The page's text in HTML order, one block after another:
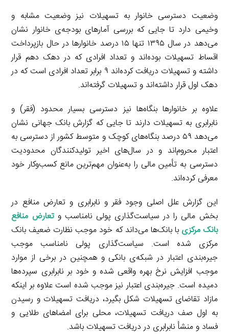
وضعیت دسترسی خانوار به تسهیلات نیز وضعیت مشابه و
وخیمی دارد تا جایی که بررسی آمارهای بودجه‌ی خانوار نشان
می‌دهد در سال ۱۳۹۵ تنها ۱۵ درصد خانوارها در حال بازپرداخت
اقساط تسهیلات بوده‌اند و تعداد افرادی که در دهک دهم قرار
داشته و تسهیلات دریافت کرده‌اند ۹ برابر تعداد افرادی است که در
دهک اول قرار داشته‌اند و تسهیلات گرفته‌اند.
علاوه بر خانوارها بنگاه‌ها نیز دسترسی بسیار محدود (فقر) و
نابرابری به تسهیلات دارند تا جایی که گزارش بانک جهانی نشان
می‌دهد ۵۹ درصد بنگاه‌های کوچک و متوسط کشور از دسترسی به
اعتبار محروم‌اند و در سال‌های اخیر تولیدکنندگان محدودیت
دسترسی به تأمین مالی را به‌عنوان مهم‌ترین مانع کسب‌وکار خود
معرفی کرده‌اند.
این گزارش علل اصلی وجود فقر و نابرابری و تعارض منافع در
بخش مالی را در سیاست‌گذاری پولی نامناسب وتعارض منافع
بانک مرکزی با بانک‌ها می‌داند که خود موجب نظارت ضعیف بانک
مرکزی شده است. سیاست‌گذاری پولی نامناسب موجب
جیره‌بندی اعتبار در شبکه‌ی بانکی و همچنین در برخی از موارد
موجب افزایش نرخ بهره واقعی شده و خود بر نابرابری سپرده‌ها
دمیده است. جیره‌بندی اعتبار نیز موجب شده است علاوه بر اینکه
مازاد تقاضای تسهیلات شکل بگیرد، دریافت تسهیلات و رسیدن
به اول صف دریافت تسهیلات، محلی برای امضاهای طلایی و
فساد و منشأ نابرابری در دریافت تسهیلات باشد.